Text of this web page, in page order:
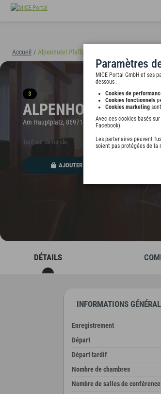
Paramètres
MICE Portal GmbH et ses
dessous :
Cookies de
Cookies fonctionnels
Cookies marketing
Avec ces cookies basés
Facebook).
Les partenaires peuvent
soient pas protégées de la
Accueil / Alpenhotel Pfaffenwinkel
3
ALPENHOTEL
Am Hauptplatz, 86971 Peiting, undefined
Tarif sur demande
AJOUTER AU PORTEFEUILLE
DÉTAILS
INFORMATIONS
Enregistrement
Départ
Départ tardif
Nombre de chambres
Nombre de salles de conférence